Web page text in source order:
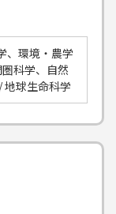
、環境・農学
科学、自然
地球生命科学